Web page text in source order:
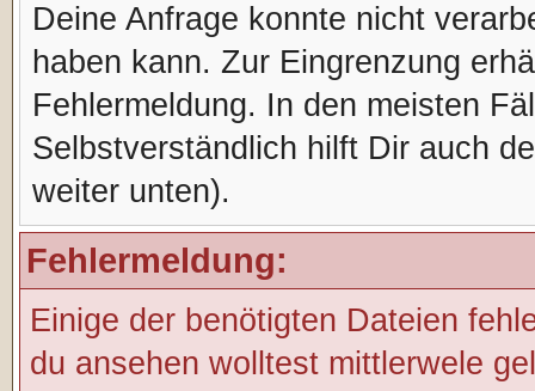
Deine Anfrage konnte nicht
haben kann. Zur Eingrenzung
Fehlermeldung. In den meisten
Selbstverständlich hilft Dir auch
weiter unten).
Fehlermeldung:
Einige der benötigten Dateien
du ansehen wolltest mittlerwele